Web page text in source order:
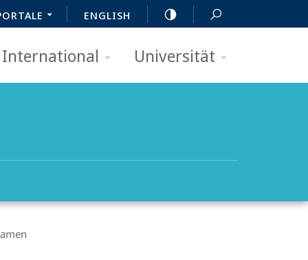
ENGLISH
International Universität